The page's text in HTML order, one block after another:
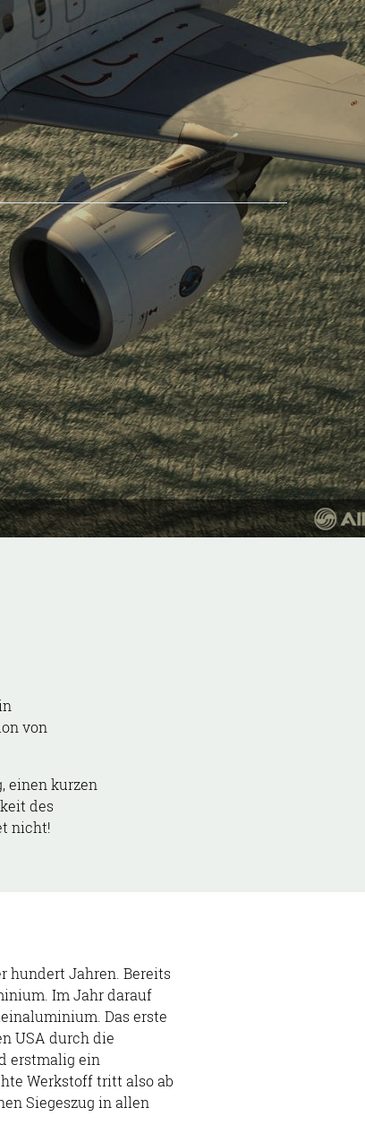
von
einen kurzen
des
nicht!
hundert Jahren. Bereits
Im Jahr darauf
Das erste
USA durch die
erstmalig ein
Werkstoff tritt also ab
Siegeszug in allen